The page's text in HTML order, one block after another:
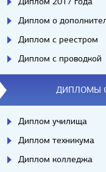
Диплом о
Диплом с реестром
Диплом с проводкой
ДИПЛОМЫ
Диплом училища
Диплом техникума
Диплом колледжа